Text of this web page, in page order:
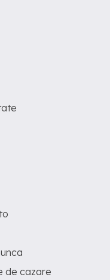
de cazare